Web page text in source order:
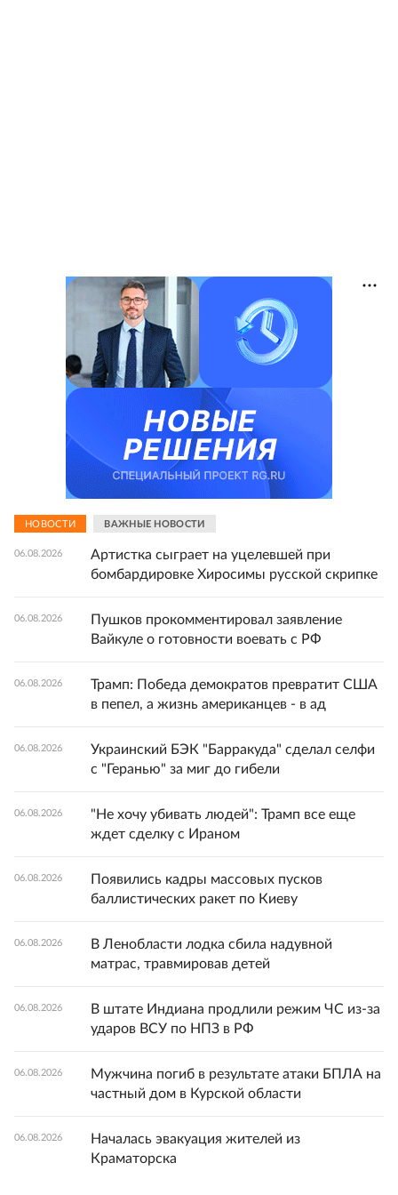
НОВОСТИ ВАЖНЫЕ НОВОСТИ
06.08.2026
Артистка сыграет на уцелевшей при
бомбардировке Хиросимы русской скрипке
06.08.2026
Пушков прокомментировал заявление
Вайкуле о готовности воевать с РФ
06.08.2026
Трамп: Победа демократов превратит США
в пепел, а жизнь американцев - в ад
06.08.2026
Украинский БЭК "Барракуда" сделал селфи
с "Геранью" за миг до гибели
06.08.2026
"Не хочу убивать людей": Трамп все еще
ждет сделку с Ираном
06.08.2026
Появились кадры массовых пусков
баллистических ракет по Киеву
06.08.2026
В Ленобласти лодка сбила надувной
матрас, травмировав детей
06.08.2026
В штате Индиана продлили режим ЧС из-за
ударов ВСУ по НПЗ в РФ
06.08.2026
Мужчина погиб в результате атаки БПЛА на
частный дом в Курской области
06.08.2026
Началась эвакуация жителей из
Краматорска